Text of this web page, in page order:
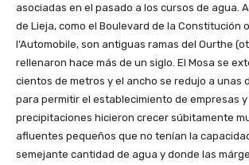
asociadas en el pasado a los cursos de agua.
de Lieja, como el Boulevard de la Constitución
l’Automobile, son antiguas ramas del Ourthe
rellenaron hace más de un siglo. El Mosa se
cientos de metros y el ancho se redujo a unas
para permitir el establecimiento de empresas
precipitaciones hicieron crecer súbitamente
afluentes pequeños que no tenían la
semejante cantidad de agua y donde las